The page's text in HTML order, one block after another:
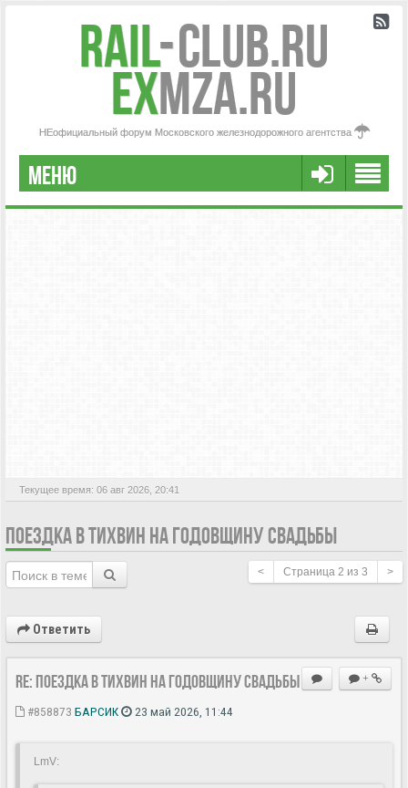
Rail-Club.RU
exMZA.RU
НЕофициальный форум Московского железнодорожного агентства
МЕНЮ
РЕГИСТРАЦИЯ
Текущее время: 06 авг 2026, 20:41
ПОЕЗДКА В ТИХВИН НА ГОДОВЩИНУ СВАДЬБЫ
< Страница 2 из 3 >
Ответить
+
Re: Поездка в Тихвин на годовщину свадьбы
#858873 БАРСИК 23 май 2026, 11:44
LmV: